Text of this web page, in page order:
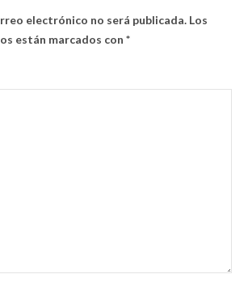
electrónico no será publicada. Los
están marcados con *